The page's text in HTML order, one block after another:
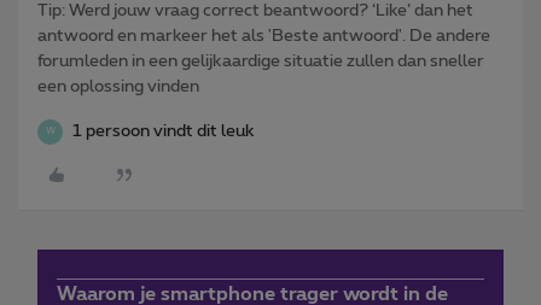
Tip: Werd jouw vraag correct beantwoord? ‘Like’ dan het
antwoord en markeer het als 'Beste antwoord'. De andere
forumleden in een gelijkaardige situatie zullen dan sneller
een oplossing vinden
W 1 persoon vindt dit leuk
Waarom je smartphone trager wordt in de